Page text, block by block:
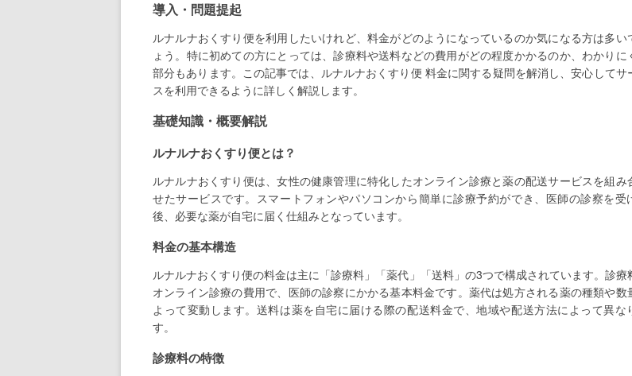
導入・問題提起
ルナルナおくすり便を利用したいけれど、料金がどのようになっているのか気になる方は多い
ょう。特に初めての方にとっては、診療料や送料などの費用がどの程度かかるのか、わかりに
部分もあります。この記事では、ルナルナおくすり便 料金に関する疑問を解消し、安心してサ
スを利用できるように詳しく解説します。
基礎知識・概要解説
ルナルナおくすり便とは？
ルナルナおくすり便は、女性の健康管理に特化したオンライン診療と薬の配送サービスを組み
せたサービスです。スマートフォンやパソコンから簡単に診療予約ができ、医師の診察を受
後、必要な薬が自宅に届く仕組みとなっています。
料金の基本構造
ルナルナおくすり便の料金は主に「診療料」「薬代」「送料」の3つで構成されています。診療
オンライン診療の費用で、医師の診察にかかる基本料金です。薬代は処方される薬の種類や数
よって変動します。送料は薬を自宅に届ける際の配送料金で、地域や配送方法によって異な
す。
診療料の特徴